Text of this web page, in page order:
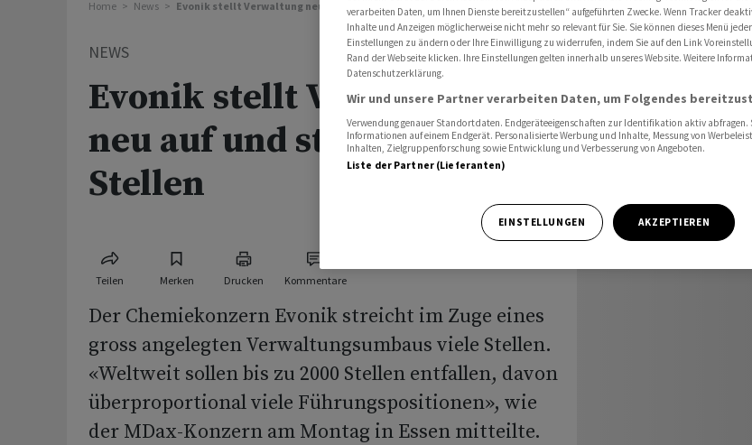
Home News Evonik stellt Verwaltung neu auf und streicht 2000 Stellen
NEWS
Evonik stellt Verwaltung
neu auf und streicht 2000
Stellen
Teilen Merken Drucken Kommentare
Der Chemiekonzern Evonik streicht im Zuge eines
gross angelegten Verwaltungsumbaus viele Stellen.
«Weltweit sollen bis zu 2000 Stellen entfallen, davon
überproportional viele Führungspositionen», wie
der MDax-Konzern am Montag in Essen mitteilte.
verarbeiten Daten, um Ihnen Dienste bereitzustellen“ aufgeführten Zwecke. Wenn Tracker
Inhalte und Anzeigen möglicherweise nicht mehr so relevant für Sie. Sie können dieses Menü
Einstellungen zu ändern oder Ihre Einwilligung zu widerrufen, indem Sie auf den Link
Rand der Webseite klicken. Ihre Einstellungen gelten innerhalb unseres Website. Weitere
Datenschutzerklärung.
Wir und unsere Partner verarbeiten Daten, um Folgendes
Verwendung genauer Standortdaten. Endgeräteeigenschaften zur Identifikation aktiv abfragen.
Informationen auf einem Endgerät. Personalisierte Werbung und Inhalte, Messung von
Inhalten, Zielgruppenforschung sowie Entwicklung und Verbesserung von Angeboten.
Liste der Partner (Lieferanten)
EINSTELLUNGEN AKZEPTIEREN